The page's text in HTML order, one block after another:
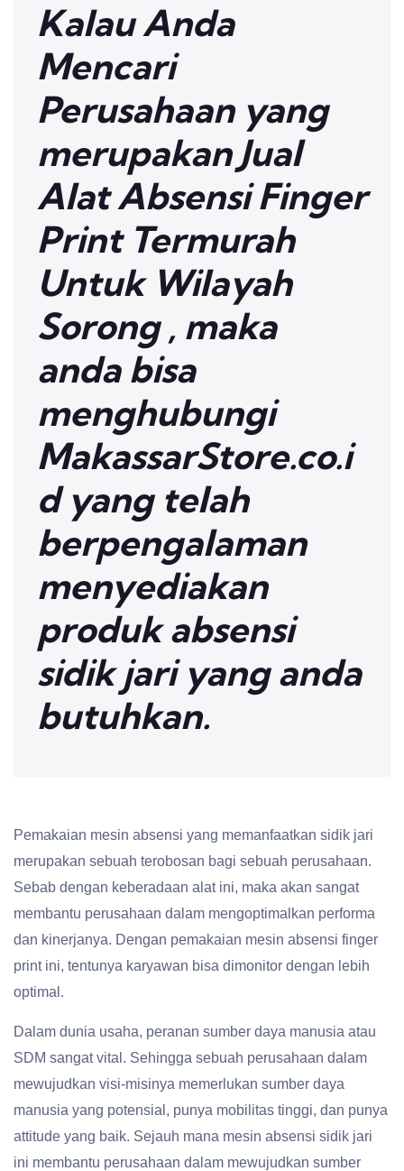
Kalau Anda
Mencari
Perusahaan yang
merupakan Jual
Alat Absensi Finger
Print Termurah
Untuk Wilayah
Sorong , maka
anda bisa
menghubungi
MakassarStore.co.i
d yang telah
berpengalaman
menyediakan
produk absensi
sidik jari yang anda
butuhkan.
Pemakaian mesin absensi yang memanfaatkan sidik jari
merupakan sebuah terobosan bagi sebuah perusahaan.
Sebab dengan keberadaan alat ini, maka akan sangat
membantu perusahaan dalam mengoptimalkan performa
dan kinerjanya. Dengan pemakaian mesin absensi finger
print ini, tentunya karyawan bisa dimonitor dengan lebih
optimal.
Dalam dunia usaha, peranan sumber daya manusia atau
SDM sangat vital. Sehingga sebuah perusahaan dalam
mewujudkan visi-misinya memerlukan sumber daya
manusia yang potensial, punya mobilitas tinggi, dan punya
attitude yang baik. Sejauh mana mesin absensi sidik jari
ini membantu perusahaan dalam mewujudkan sumber